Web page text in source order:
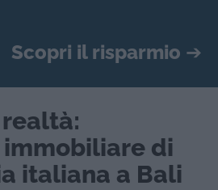
Scopri il risparmio ➔
realtà:
immobiliare di
italiana a Bali